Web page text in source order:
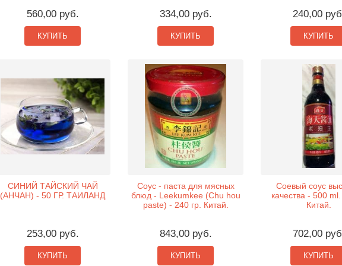
560,00 руб.
КУПИТЬ
334,00 руб.
КУПИТЬ
240,00
КУПИТЬ
СИНИЙ ТАЙСКИЙ ЧАЙ
(АНЧАН) - 50 ГР. ТАИЛАНД
253,00 руб.
КУПИТЬ
Соус - паста для мясных
блюд - Leekumkee (Chu hou
paste) - 240 гр. Китай.
843,00 руб.
КУПИТЬ
Соевый соус
качества - 500
Китай.
702,00
КУПИТЬ